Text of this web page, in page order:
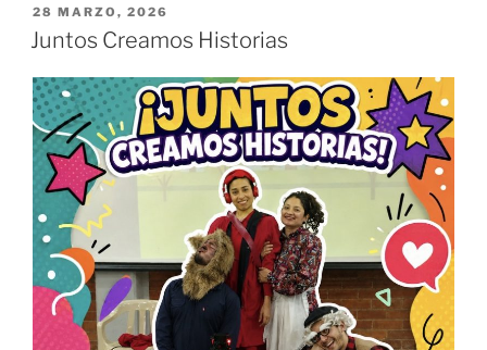
28 MARZO, 2026
Juntos Creamos Historias